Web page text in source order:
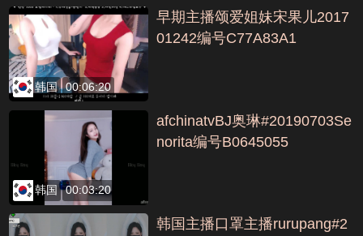
韩国 00:06:20
早期主播颂爱姐妹宋果儿2017
01242编号C77A83A1
韩国 00:03:20
afchinatvBJ奥琳#20190703Se
norita编号B0645055
韩国主播口罩主播rurupang#2